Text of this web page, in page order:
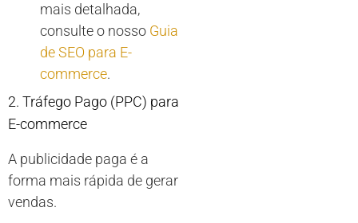
mais detalhada,
consulte o nosso Guia
de SEO para E-
commerce.
2. Tráfego Pago (PPC) para
E-commerce
A publicidade paga é a
forma mais rápida de gerar
vendas.